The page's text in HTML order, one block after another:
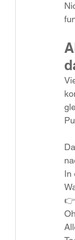
In
👉